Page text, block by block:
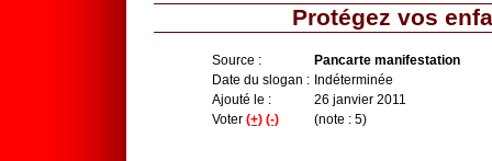
Protégez vos
Source :
Pancarte manifestation
Date du slogan : Indéterminée
Ajouté le :
26 janvier 2011
Voter (+) (-) (note : 5)